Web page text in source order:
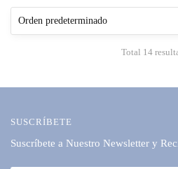
Total 14
SUSCRÍBETE
Suscríbete a Nuestro Newsletter y